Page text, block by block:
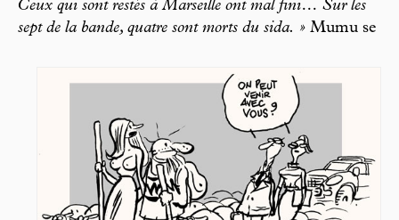
Ceux qui sont restés à Marseille ont mal fini… Sur les
sept de la bande, quatre sont morts du sida. » Mumu se